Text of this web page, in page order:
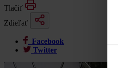
Tlačiť
Zdieľať
Facebook
Twitter